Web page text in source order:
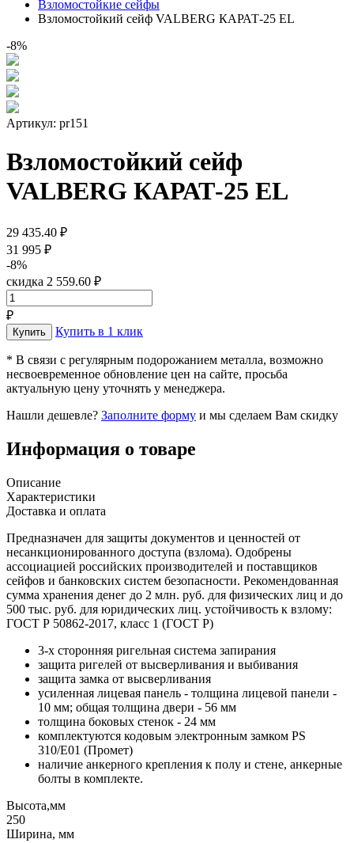
Взломостойкие сейфы
Взломостойкий сейф VALBERG КАРАТ-25 EL
-8%
Артикул: pr151
Взломостойкий сейф
VALBERG КАРАТ-25 EL
29 435.40 ₽
31 995 ₽
-8%
скидка 2 559.60 ₽
₽
Купить в 1 клик
* В связи с регулярным подорожанием металла, возможно
несвоевременное обновление цен на сайте, просьба
актуальную цену уточнять у менеджера.
Нашли дешевле? Заполните форму и мы сделаем Вам скидку
Информация о товаре
Описание
Характеристики
Доставка и оплата
Предназначен для защиты документов и ценностей от
несанкционированного доступа (взлома). Одобрены
ассоциацией российских производителей и поставщиков
сейфов и банковских систем безопасности. Рекомендованная
сумма хранения денег до 2 млн. руб. для физических лиц и до
500 тыс. руб. для юридических лиц. устойчивость к взлому:
ГОСТ Р 50862-2017, класс 1 (ГОСТ Р)
3-х сторонняя ригельная система запирания
защита ригелей от высверливания и выбивания
защита замка от высверливания
усиленная лицевая панель - толщина лицевой панели -
10 мм; общая толщина двери - 56 мм
толщина боковых стенок - 24 мм
комплектуются кодовым электронным замком PS
310/E01 (Промет)
наличие анкерного крепления к полу и стене, анкерные
болты в комплекте.
Высота,мм
250
Ширина, мм